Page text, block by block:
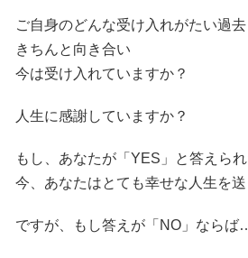
ご自身のどんな受け入れがたい過去
きちんと向き合い
今は受け入れていますか？
人生に感謝していますか？
もし、あなたが「YES」と答えられ
今、あなたはとても幸せな人生を送
ですが、もし答えが「NO」ならば